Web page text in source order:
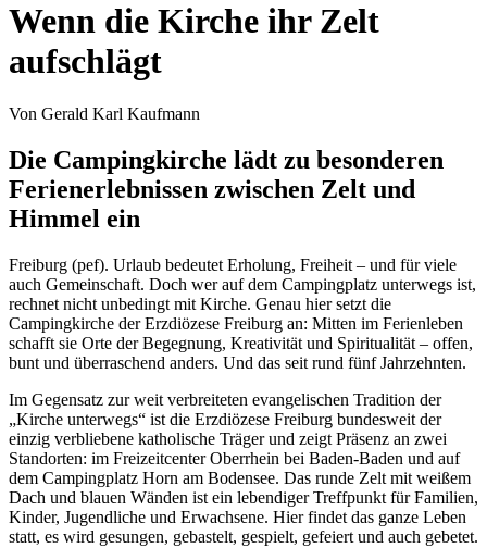
Wenn die Kirche ihr Zelt
aufschlägt
Von Gerald Karl Kaufmann
Die Campingkirche lädt zu besonderen
Ferienerlebnissen zwischen Zelt und
Himmel ein
Freiburg (pef). Urlaub bedeutet Erholung, Freiheit – und für viele
auch Gemeinschaft. Doch wer auf dem Campingplatz unterwegs ist,
rechnet nicht unbedingt mit Kirche. Genau hier setzt die
Campingkirche der Erzdiözese Freiburg an: Mitten im Ferienleben
schafft sie Orte der Begegnung, Kreativität und Spiritualität – offen,
bunt und überraschend anders. Und das seit rund fünf Jahrzehnten.
Im Gegensatz zur weit verbreiteten evangelischen Tradition der
„Kirche unterwegs“ ist die Erzdiözese Freiburg bundesweit der
einzig verbliebene katholische Träger und zeigt Präsenz an zwei
Standorten: im Freizeitcenter Oberrhein bei Baden-Baden und auf
dem Campingplatz Horn am Bodensee. Das runde Zelt mit weißem
Dach und blauen Wänden ist ein lebendiger Treffpunkt für Familien,
Kinder, Jugendliche und Erwachsene. Hier findet das ganze Leben
statt, es wird gesungen, gebastelt, gespielt, gefeiert und auch gebetet.